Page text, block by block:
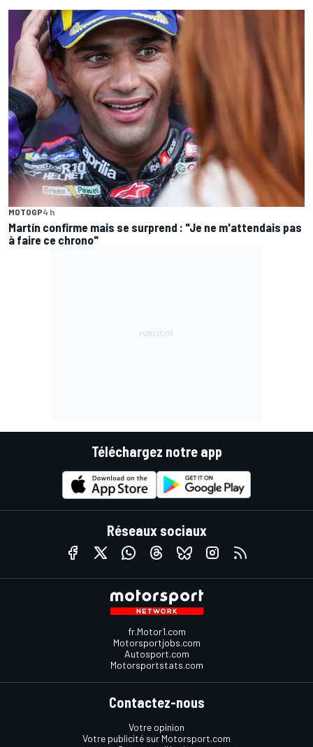
MOTOGP4 h
Martín confirme mais se surprend : "Je ne m'attendais pas
à faire ce chrono"
Téléchargez notre app
Réseaux sociaux
fr.Motor1.com
Motorsportjobs.com
Autosport.com
Motorsportstats.com
Contactez-nous
Votre opinion
Votre publicité sur Motorsport.com